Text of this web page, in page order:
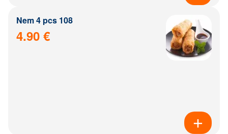
Nem 4 pcs 108
4.90 €